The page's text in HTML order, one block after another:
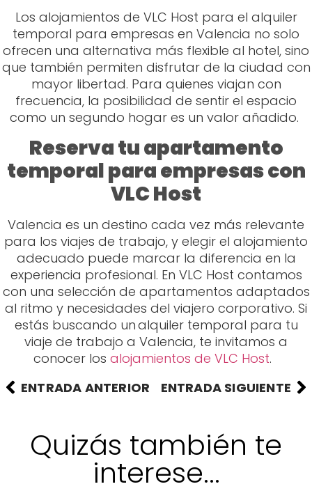
Los alojamientos de VLC Host para el alquiler
temporal para empresas en Valencia no solo
ofrecen una alternativa más flexible al hotel, sino
que también permiten disfrutar de la ciudad con
mayor libertad. Para quienes viajan con
frecuencia, la posibilidad de sentir el espacio
como un segundo hogar es un valor añadido.
Reserva tu apartamento
temporal para empresas con
VLC Host
Valencia es un destino cada vez más relevante
para los viajes de trabajo, y elegir el alojamiento
adecuado puede marcar la diferencia en la
experiencia profesional. En VLC Host contamos
con una selección de apartamentos adaptados
al ritmo y necesidades del viajero corporativo. Si
estás buscando un alquiler temporal para tu
viaje de trabajo a Valencia, te invitamos a
conocer los alojamientos de VLC Host.
ENTRADA ANTERIOR
ENTRADA SIGUIENTE
Quizás también te
interese...